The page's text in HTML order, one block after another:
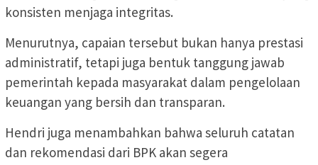
konsisten menjaga integritas.
Menurutnya, capaian tersebut bukan hanya prestasi
administratif, tetapi juga bentuk tanggung jawab
pemerintah kepada masyarakat dalam pengelolaan
keuangan yang bersih dan transparan.
Hendri juga menambahkan bahwa seluruh catatan
dan rekomendasi dari BPK akan segera